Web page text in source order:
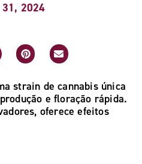
31, 2024
strain de cannabis única
e floração rápida.
oferece efeitos